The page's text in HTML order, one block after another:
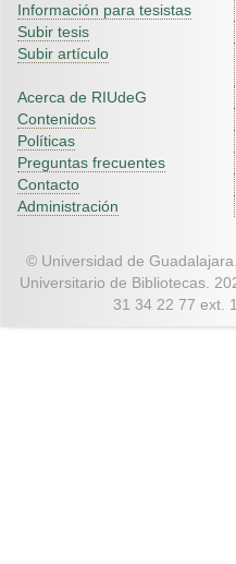
Información para tesistas
Subir tesis
Subir artículo
Acerca de RIUdeG
Contenidos
Políticas
Preguntas frecuentes
Contacto
Administración
© Universidad de
Universitario de Bibliotecas.
31 34 22 77 ext.